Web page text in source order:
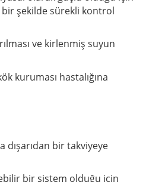
şekilde sürekli kontrol
ve kirlenmiş suyun
kuruması hastalığına
dışarıdan bir takviyeye
bir sistem olduğu için